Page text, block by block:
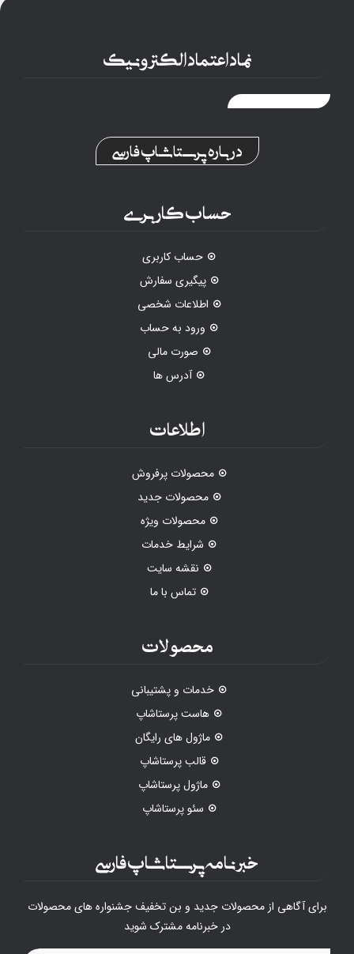
نماد اعتماد الکترونیک
درباره پرستاشاپ فارسی
حساب کاربری
حساب کاربری
پیگیری سفارش
اطلاعات شخصی
ورود به حساب
صورت مالی
آدرس ها
اطلاعات
محصولات پرفروش
محصولات جدید
محصولات ویژه
شرایط خدمات
نقشه سایت
تماس با ما
محصولات
خدمات و پشتیبانی
هاست پرستاشاپ
ماژول های رایگان
قالب پرستاشاپ
ماژول پرستاشاپ
سئو پرستاشاپ
خبرنامه پرستاشاپ فارسی
برای آگاهی از محصولات جدید و بن تخفیف جشنواره های محصولات
در خبرنامه مشترک شوید